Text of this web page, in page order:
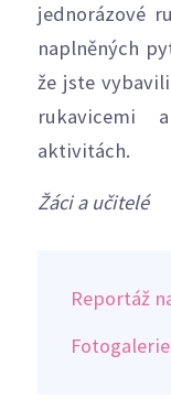
jednorázové
naplněných
že jste
rukavicemi
aktivitách.
Žáci a učitelé
Reportáž
Fotogalerie